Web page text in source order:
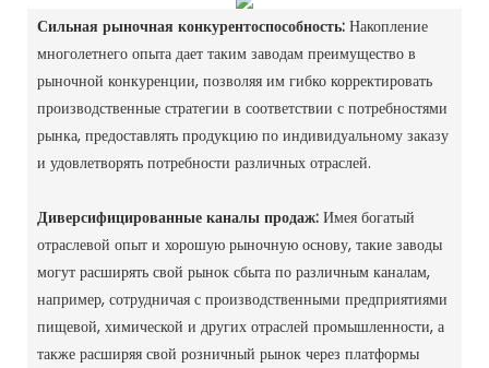
Сильная рыночная конкурентоспособность: Накопление
многолетнего опыта дает таким заводам преимущество в
рыночной конкуренции, позволяя им гибко корректировать
производственные стратегии в соответствии с потребностями
рынка, предоставлять продукцию по индивидуальному заказу
и удовлетворять потребности различных отраслей. ‌
Диверсифицированные каналы продаж: Имея богатый
отраслевой опыт и хорошую рыночную основу, такие заводы
могут расширять свой рынок сбыта по различным каналам,
например, сотрудничая с производственными предприятиями
пищевой, химической и других отраслей промышленности, а
также расширяя свой розничный рынок через платформы